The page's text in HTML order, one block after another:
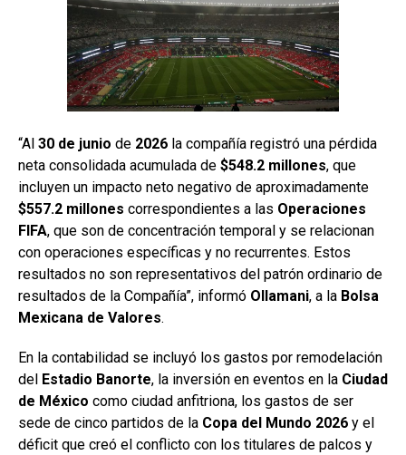
“Al 30 de junio de 2026 la compañía registró una pérdida
neta consolidada acumulada de $548.2 millones, que
incluyen un impacto neto negativo de aproximadamente
$557.2 millones correspondientes a las Operaciones
FIFA, que son de concentración temporal y se relacionan
con operaciones específicas y no recurrentes. Estos
resultados no son representativos del patrón ordinario de
resultados de la Compañía”, informó Ollamani, a la Bolsa
Mexicana de Valores.
En la contabilidad se incluyó los gastos por remodelación
del Estadio Banorte, la inversión en eventos en la Ciudad
de México como ciudad anfitriona, los gastos de ser
sede de cinco partidos de la Copa del Mundo 2026 y el
déficit que creó el conflicto con los titulares de palcos y